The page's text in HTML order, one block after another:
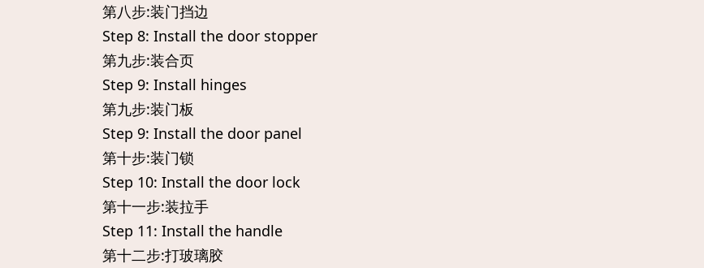
第八步:装门挡边
Step 8: Install the door stopper
第九步:装合页
Step 9: Install hinges
第九步:装门板
Step 9: Install the door panel
第十步:装门锁
Step 10: Install the door lock
第十一步:装拉手
Step 11: Install the handle
第十二步:打玻璃胶